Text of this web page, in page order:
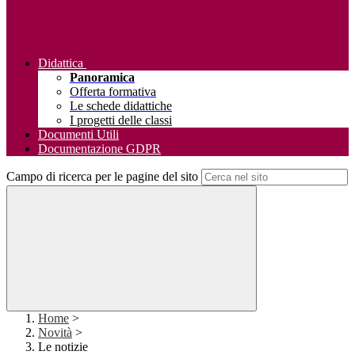
Didattica
Panoramica
Offerta formativa
Le schede didattiche
I progetti delle classi
Documenti Utili
Documentazione GDPR
Campo di ricerca per le pagine del sito
Home >
Novità >
Le notizie